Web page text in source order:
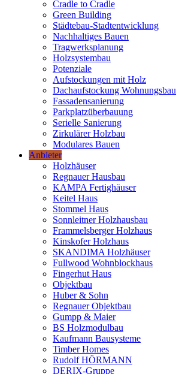
Cradle to Cradle
Green Building
Städtebau-Stadtentwicklung
Nachhaltiges Bauen
Tragwerksplanung
Holzsystembau
Potenziale
Aufstockungen mit Holz
Dachaufstockung Wohnungsbau
Fassadensanierung
Parkplatzüberbauung
Serielle Sanierung
Zirkulärer Holzbau
Modulares Bauen
Anbieter
Holzhäuser
Regnauer Hausbau
KAMPA Fertighäuser
Keitel Haus
Stommel Haus
Sonnleitner Holzhausbau
Frammelsberger Holzhaus
Kinskofer Holzhaus
SKANDIMA Holzhäuser
Fullwood Wohnblockhaus
Fingerhut Haus
Objektbau
Huber & Sohn
Regnauer Objektbau
Gumpp & Maier
BS Holzmodulbau
Kaufmann Bausysteme
Timber Homes
Rudolf HÖRMANN
DERIX-Gruppe